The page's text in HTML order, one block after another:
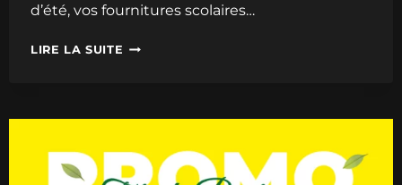
d’été, vos fournitures scolaires…
LIRE LA SUITE
2024
BOX